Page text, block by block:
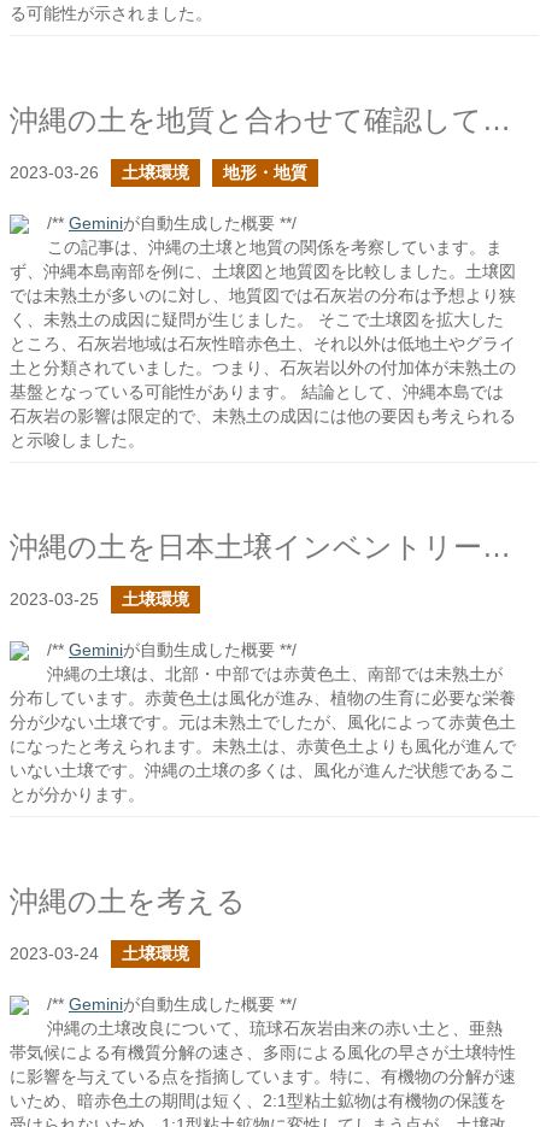
る可能性が示されました。
沖縄の土を地質と合わせて確認してみる
2023-03-26 土壌環境 地形・地質
/** Geminiが自動生成した概要 **/
この記事は、沖縄の土壌と地質の関係を考察しています。ま
ず、沖縄本島南部を例に、土壌図と地質図を比較しました。土壌図
では未熟土が多いのに対し、地質図では石灰岩の分布は予想より狭
く、未熟土の成因に疑問が生じました。 そこで土壌図を拡大した
ところ、石灰岩地域は石灰性暗赤色土、それ以外は低地土やグライ
土と分類されていました。つまり、石灰岩以外の付加体が未熟土の
基盤となっている可能性があります。 結論として、沖縄本島では
石灰岩の影響は限定的で、未熟土の成因には他の要因も考えられる
と示唆しました。
沖縄の土を日本土壌インベントリーで確認してみる
2023-03-25 土壌環境
/** Geminiが自動生成した概要 **/
沖縄の土壌は、北部・中部では赤黄色土、南部では未熟土が
分布しています。赤黄色土は風化が進み、植物の生育に必要な栄養
分が少ない土壌です。元は未熟土でしたが、風化によって赤黄色土
になったと考えられます。未熟土は、赤黄色土よりも風化が進んで
いない土壌です。沖縄の土壌の多くは、風化が進んだ状態であるこ
とが分かります。
沖縄の土を考える
2023-03-24 土壌環境
/** Geminiが自動生成した概要 **/
沖縄の土壌改良について、琉球石灰岩由来の赤い土と、亜熱
帯気候による有機質分解の速さ、多雨による風化の早さが土壌特性
に影響を与えている点を指摘しています。特に、有機物の分解が速
いため、暗赤色土の期間は短く、2:1型粘土鉱物は有機物の保護を